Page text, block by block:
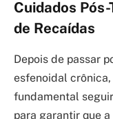
Cuidados
de Recaídas
Depois de passar
esfenoidal crônica,
fundamental
para garantir que